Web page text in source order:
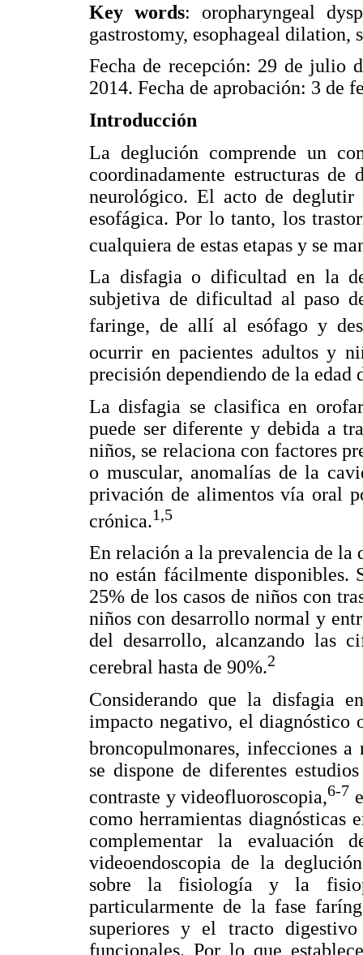
Key words: oropharyngeal
gastrostomy, esophageal
Fecha de recepción: 29 de julio
2014. Fecha de aprobación: 3 de
Introducción
La deglución comprende un
coordinadamente estructuras
neurológico. El acto de deglutir
esofágica. Por lo tanto, los
cualquiera de estas etapas y se
La disfagia o dificultad en la
subjetiva de dificultad al paso
faringe, de allí al esófago y
ocurrir en pacientes adultos y
precisión dependiendo de la
La disfagia se clasifica en
puede ser diferente y debida a
niños, se relaciona con factores
o muscular, anomalías de la
privación de alimentos vía oral
crónica.1,5
En relación a la prevalencia de la
no están fácilmente disponibles.
25% de los casos de niños con
niños con desarrollo normal y
del desarrollo, alcanzando las
cerebral hasta de 90%.2
Considerando que la disfagia
impacto negativo, el diagnóstico
broncopulmonares, infecciones
se dispone de diferentes
contraste y videofluoroscopia,6-7
como herramientas diagnósticas
complementar la evaluación
videoendoscopia de la
sobre la fisiología y la
particularmente de la fase
superiores y el tracto
funcionales. Por lo que